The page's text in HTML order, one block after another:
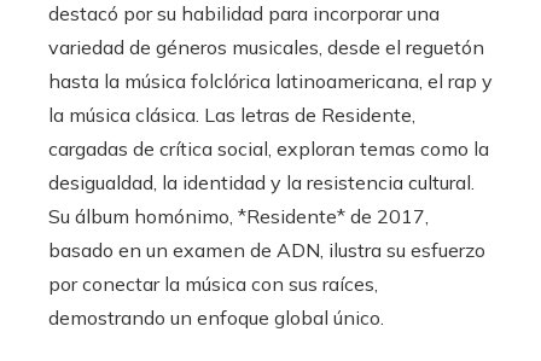
destacó por su habilidad para incorporar una
variedad de géneros musicales, desde el reguetón
hasta la música folclórica latinoamericana, el rap y
la música clásica. Las letras de Residente,
cargadas de crítica social, exploran temas como la
desigualdad, la identidad y la resistencia cultural.
Su álbum homónimo, *Residente* de 2017,
basado en un examen de ADN, ilustra su esfuerzo
por conectar la música con sus raíces,
demostrando un enfoque global único.